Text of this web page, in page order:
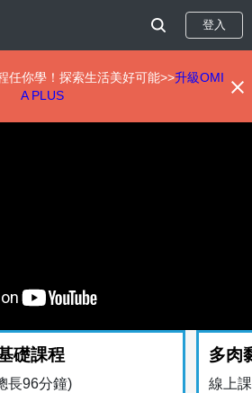
登入
任你學！探索生活美好可能>>升級OMI
A PLUS
礎課程
長96分鐘)
多肉
線上